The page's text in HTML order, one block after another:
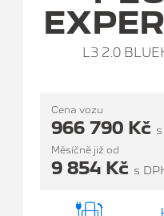
L3 2.0
Cena vozu
966 790 Kč
Měsíčně již od
9 854 Kč s